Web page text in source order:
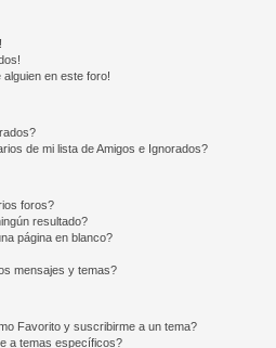
en este foro!
de mi lista de Amigos e Ignorados?
foros?
resultado?
página en blanco?
mensajes y temas?
Favorito y suscribirme a un tema?
a temas específicos?